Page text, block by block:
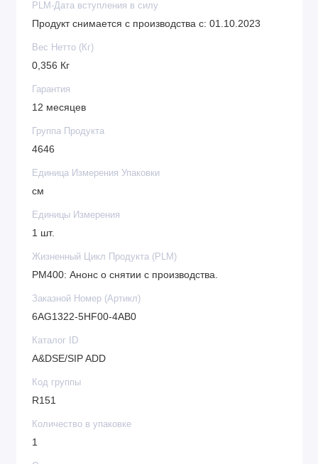
Характеристика контроллеров СИМЕНС:
Простота монтажа;
Напряжение электропитания прибора: 24 V;
Поиск неисправностей (встроенная);
Огромное количество встроенных функций;
Блочное строение, гарантирующее гибкость
PLM-Дата вступления в силу
Продукт снимается с производства с: 01.10.2023
Вес Нетто (Кг)
0,356 Кг
Гарантия
12 месяцев
Группа Продукта
4646
Единица Измерения Упаковки
см
Единицы Измерения
1 шт.
Жизненный Цикл Продукта (PLM)
PM400: Анонс о снятии с производства.
Заказной Номер (Артикл)
6AG1322-5HF00-4AB0
Каталог ID
A&DSE/SIP ADD
Код группы
R151
Количество в упаковке
1